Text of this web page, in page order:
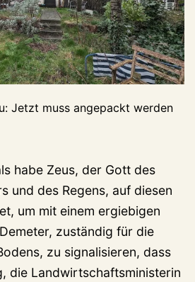
Jetzt muss angepackt werden
habe Zeus, der Gott des
und des Regens, auf diesen
um mit einem ergiebigen
zuständig für die
zu signalisieren, dass
die Landwirtschaftsministerin